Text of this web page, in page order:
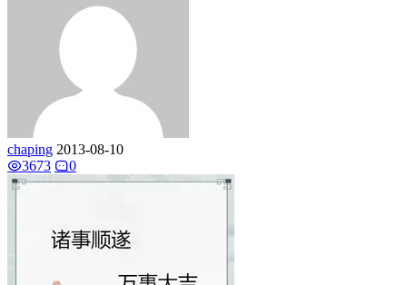
chaping 2013-08-10
3673
0